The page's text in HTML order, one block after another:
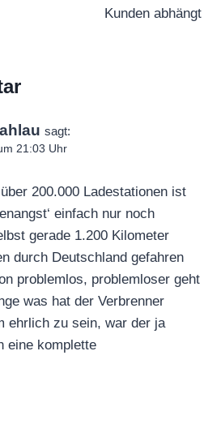
Kunden abhängt
sagt:
21:03 Uhr
200.000 Ladestationen ist
einfach nur noch
gerade 1.200 Kilometer
durch Deutschland gefahren
problemlos, problemloser geht
was hat der Verbrenner
ehrlich zu sein, war der ja
eine komplette